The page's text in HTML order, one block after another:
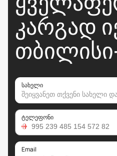
ᲙᲐᲠᲒᲐᲓ
სახელი
ტელეფონი
Email